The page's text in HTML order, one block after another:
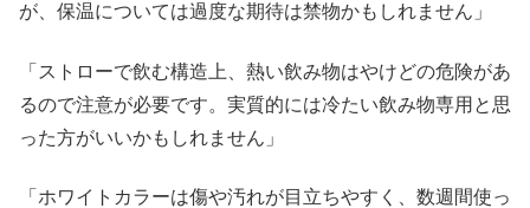
が、保温については過度な期待は禁物かもしれません」
「ストローで飲む構造上、熱い飲み物はやけどの危険があ
るので注意が必要です。実質的には冷たい飲み物専用と思
った方がいいかもしれません」
「ホワイトカラーは傷や汚れが目立ちやすく、数週間使っ